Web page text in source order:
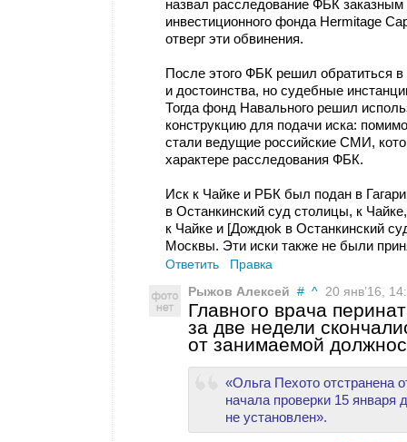
назвал расследование ФБК заказным
инвестиционного фонда Hermitage
отверг эти обвинения.
После этого ФБК решил обратиться
и достоинства, но судебные
Тогда фонд Навального решил
конструкцию для подачи иска:
стали ведущие российские СМИ,
характере расследования ФБК.
Иск к Чайке и РБК был подан в
в Останкинский суд столицы, к
к Чайке и [Дождюk в Останкинский
Москвы. Эти иски также не были
Ответить
Правка
Рыжов Алексей # ^ 20 янв’16,
Главного врача
за две недели
от занимаемой
«Ольга Пехото отстранена
начала проверки 15 января
не установлен».